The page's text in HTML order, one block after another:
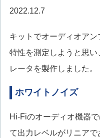
2022.12.7
キットでオーディオア
特性を測定しようと思
レータを製作しました。
ホワイトノイズ
Hi-Fiのオーディオ機器
て出力レベルがリニア